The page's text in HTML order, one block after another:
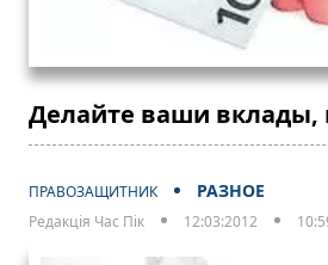
Делайте ваши вклады,
ПРАВОЗАЩИТНИК РАЗНОЕ
Редакція Час Пік 12:03:2012